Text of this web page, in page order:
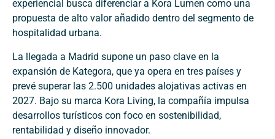
experiencial busca diferenciar a Kora Lumen como una
propuesta de alto valor añadido dentro del segmento de
hospitalidad urbana.
La llegada a Madrid supone un paso clave en la
expansión de Kategora, que ya opera en tres países y
prevé superar las 2.500 unidades alojativas activas en
2027. Bajo su marca Kora Living, la compañía impulsa
desarrollos turísticos con foco en sostenibilidad,
rentabilidad y diseño innovador.